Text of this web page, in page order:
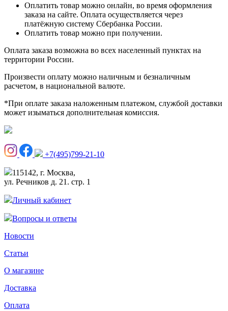
Оплатить товар можно онлайн, во время оформления
заказа на сайте. Оплата осуществляется через
платёжную систему Сбербанка России.
Оплатить товар можно при получении.
Оплата заказа возможна во всех населенный пунктах на
территории России.
Произвести оплату можно наличным и безналичным
расчетом, в национальной валюте.
*При оплате заказа наложенным платежом, службой доставки
может изыматься дополнительная комиссия.
+7(495)799-21-10
115142, г. Москва,
ул. Речников д. 21. стр. 1
Личный кабинет
Вопросы и ответы
Новости
Статьи
О магазине
Доставка
Оплата